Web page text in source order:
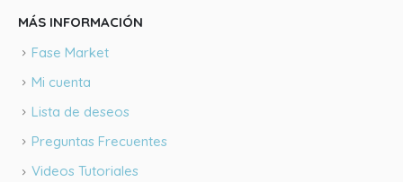
MÁS INFORMACIÓN
Fase Market
Mi cuenta
Lista de deseos
Preguntas Frecuentes
Videos Tutoriales